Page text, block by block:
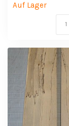
Auf Lager